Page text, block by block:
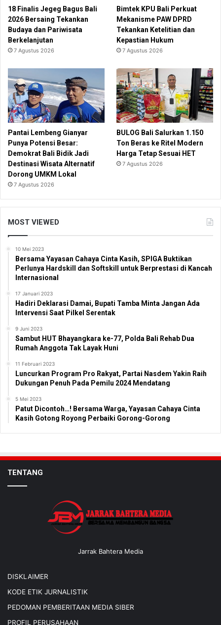
18 Finalis Jegeg Bagus Bali
2026 Bersaing Tekankan
Budaya dan Pariwisata
Berkelanjutan
7 Agustus 2026
Bimtek KPU Bali Perkuat
Mekanisme PAW DPRD
Tekankan Ketelitian dan
Kepastian Hukum
7 Agustus 2026
Pantai Lembeng Gianyar
Punya Potensi Besar:
Demokrat Bali Bidik Jadi
Destinasi Wisata Alternatif
Dorong UMKM Lokal
7 Agustus 2026
BULOG Bali Salurkan 1.150
Ton Beras ke Ritel Modern
Harga Tetap Sesuai HET
7 Agustus 2026
MOST VIEWED
10 Mei 2023
Bersama Yayasan Cahaya Cinta Kasih, SPIGA Buktikan
Perlunya Hardskill dan Softskill untuk Berprestasi di Kancah
Internasional
17 Januari 2023
Hadiri Deklarasi Damai, Bupati Tamba Minta Jangan Ada
Intervensi Saat Pilkel Serentak
9 Juni 2023
Sambut HUT Bhayangkara ke-77, Polda Bali Rehab Dua
Rumah Anggota Tak Layak Huni
11 Februari 2023
Luncurkan Program Pro Rakyat, Partai Nasdem Yakin Raih
Dukungan Penuh Pada Pemilu 2024 Mendatang
5 Mei 2023
Patut Dicontoh…! Bersama Warga, Yayasan Cahaya Cinta
Kasih Gotong Royong Perbaiki Gorong-Gorong
TENTANG
Jarrak Bahtera Media
DISKLAIMER
KODE ETIK JURNALISTIK
PEDOMAN PEMBERITAAN MEDIA SIBER
PROFIL PERUSAHAAN